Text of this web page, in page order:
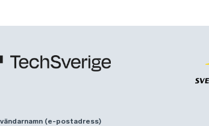
(e-postadress)